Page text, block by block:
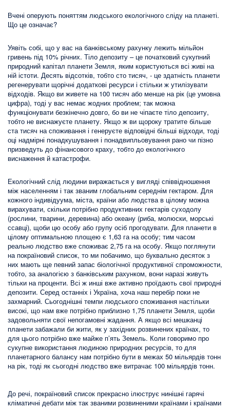
Вчені оперують поняттям людського екологічного сліду на планеті.
Що це означає?
Уявіть собі, що у вас на банківському рахунку лежить мільйон
гривень під 10% річних. Тіло депозиту – це початковий сукупний
природний капітал планети Земля, яким користуються всі живі на
ній істоти. Десять відсотків, тобто сто тисяч, - це здатність планети
регенерувати щорічні додаткові ресурси і стільки ж утилізувати
відходів. Якщо ви живете на 100 тисяч або менше на рік (це умовна
цифра), тоді у вас немає жодних проблем; так можна
функціонувати безкінечно довго, бо ви не чіпаєте тіло депозиту,
тобто не виснажуєте планету. Якщо ж ви щороку тратите більше
ста тисяч на споживання і генеруєте відповідні більші відходи, тоді
оці надмірні понадкушування і понадвипльовування рано чи пізно
призведуть до фінансового краху, тобто до екологічного
виснаження й катастрофи.
Екологічний слід людини виражається у вигляді співвідношення
між населенням і так званим глобальним середнім гектаром. Для
кожного індивідуума, міста, країни або людства в цілому можна
вирахувати, скільки потрібно продуктивних гектарів суходолу
(рослини, тварини, деревина) або океану (риба, молюски, морські
ссавці), щоби цю особу або групу осіб прогодувати. Для планети в
цілому оптимальною площею є 1,63 га на особу; тим часом
реально людство вже споживає 2,75 га на особу. Якщо поглянути
на покраїновий список, то ми побачимо, що буквально десяток з
них мають ще певний запас біологічної продуктивної спроможности,
тобто, за аналогією з банківським рахунком, вони наразі живуть
тільки на проценти. Всі ж инші вже активно проїдають свої природні
депозити. Серед останніх і Україна, хоча наш перебір поки не
захмарний. Сьогоднішні темпи людського споживання настільки
високі, що нам вже потрібно приблизно 1,75 планети Земля, щоби
задовольняти свої непогамовні жадання. А якщо всі мешканці
планети забажали би жити, як у західних розвинених країнах, то
для цього потрібно вже майже п’ять Земель. Коли говоримо про
сукупне використання людиною природних ресурсів, то для
планетарного балансу нам потрібно бути в межах 50 мільярдів тонн
на рік, тоді як сьогодні людство вже витрачає 100 мільярдів тонн.
До речі, покраїновий список прекрасно ілюструє нинішні гарячі
кліматичні дебати між так званими розвиненими країнами і країнами